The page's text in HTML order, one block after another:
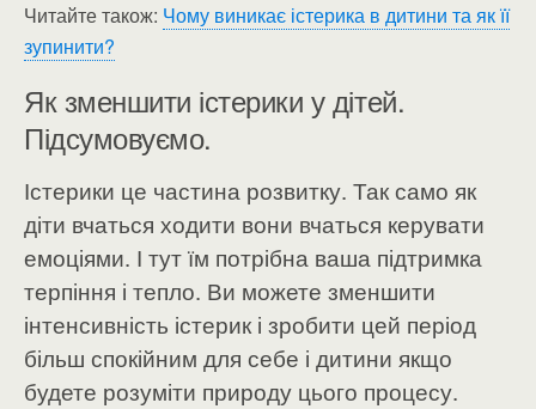
Читайте також: Чому виникає істерика в дитини та як її
зупинити?
Як зменшити істерики у дітей.
Підсумовуємо.
Істерики це частина розвитку. Так само як
діти вчаться ходити вони вчаться керувати
емоціями. І тут їм потрібна ваша підтримка
терпіння і тепло. Ви можете зменшити
інтенсивність істерик і зробити цей період
більш спокійним для себе і дитини якщо
будете розуміти природу цього процесу.